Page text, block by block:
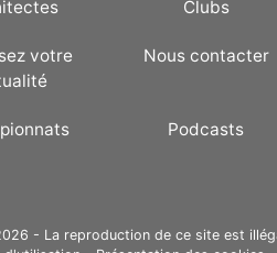
Clubs
votre
Nous contacter
Podcasts
- La reproduction de ce site est